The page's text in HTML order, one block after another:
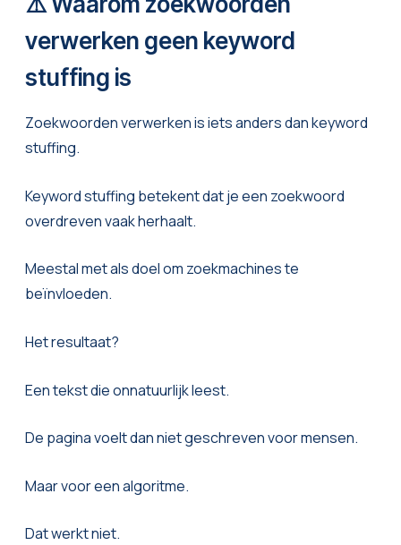
verwerken geen keyword
stuffing is
Zoekwoorden verwerken is iets anders dan keyword
stuffing.
Keyword stuffing betekent dat je een zoekwoord
overdreven vaak herhaalt.
Meestal met als doel om zoekmachines te
beïnvloeden.
Het resultaat?
Een tekst die onnatuurlijk leest.
De pagina voelt dan niet geschreven voor mensen.
Maar voor een algoritme.
Dat werkt niet.